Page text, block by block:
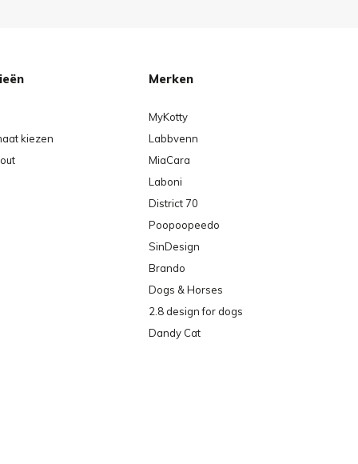
kiezen
Merken
MyKotty
Labbvenn
MiaCara
Laboni
District 70
Poopoopeedo
SinDesign
Brando
Dogs & Horses
2.8 design for dogs
Dandy Cat